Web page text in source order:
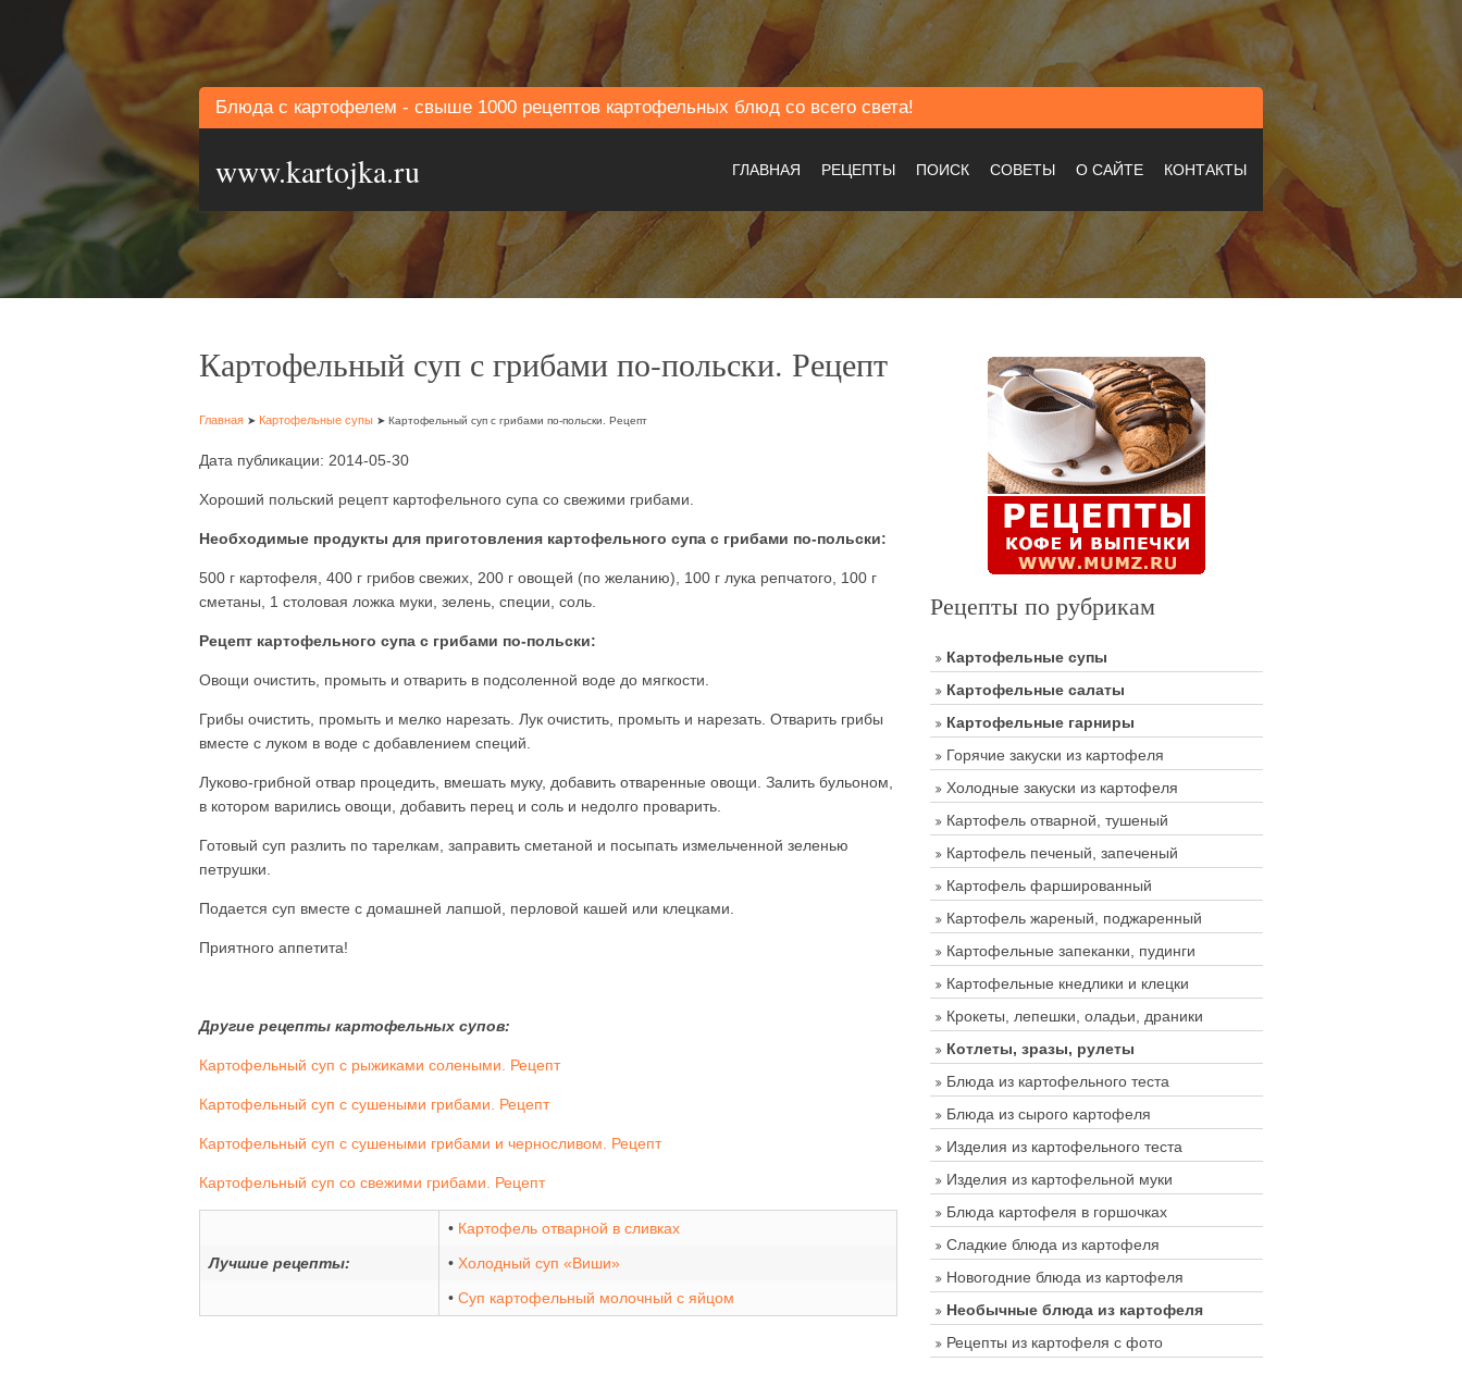
Блюда с картофелем - свыше 1000 рецептов картофельных блюд со всего света!
www.kartojka.ru ГЛАВНАЯ РЕЦЕПТЫ ПОИСК СОВЕТЫ О САЙТЕ КОНТАКТЫ
Картофельный суп с грибами по-польски. Рецепт
Главная ➤ Картофельные супы ➤ Картофельный суп с грибами по-польски. Рецепт
Дата публикации: 2014-05-30
Хороший польский рецепт картофельного супа со свежими грибами.
Необходимые продукты для приготовления картофельного супа с грибами по-польски:
500 г картофеля, 400 г грибов свежих, 200 г овощей (по желанию), 100 г лука репчатого, 100 г
сметаны, 1 столовая ложка муки, зелень, специи, соль.
Рецепт картофельного супа с грибами по-польски:
Овощи очистить, промыть и отварить в подсоленной воде до мягкости.
Грибы очистить, промыть и мелко нарезать. Лук очистить, промыть и нарезать. Отварить грибы
вместе с луком в воде с добавлением специй.
Луково-грибной отвар процедить, вмешать муку, добавить отваренные овощи. Залить бульоном,
в котором варились овощи, добавить перец и соль и недолго проварить.
Готовый суп разлить по тарелкам, заправить сметаной и посыпать измельченной зеленью
петрушки.
Подается суп вместе с домашней лапшой, перловой кашей или клецками.
Приятного аппетита!
Другие рецепты картофельных супов:
Картофельный суп с рыжиками солеными. Рецепт
Картофельный суп с сушеными грибами. Рецепт
Картофельный суп с сушеными грибами и черносливом. Рецепт
Картофельный суп со свежими грибами. Рецепт
• Картофель отварной в сливках
Лучшие рецепты:
• Холодный суп «Виши»
• Суп картофельный молочный с яйцом
Рецепты по рубрикам
Картофельные супы
Картофельные салаты
Картофельные гарниры
Горячие закуски из картофеля
Холодные закуски из картофеля
Картофель отварной, тушеный
Картофель печеный, запеченый
Картофель фаршированный
Картофель жареный, поджаренный
Картофельные запеканки, пудинги
Картофельные кнедлики и клецки
Крокеты, лепешки, оладьи, драники
Котлеты, зразы, рулеты
Блюда из картофельного теста
Блюда из сырого картофеля
Изделия из картофельного теста
Изделия из картофельной муки
Блюда картофеля в горшочках
Сладкие блюда из картофеля
Новогодние блюда из картофеля
Необычные блюда из картофеля
Рецепты из картофеля с фото